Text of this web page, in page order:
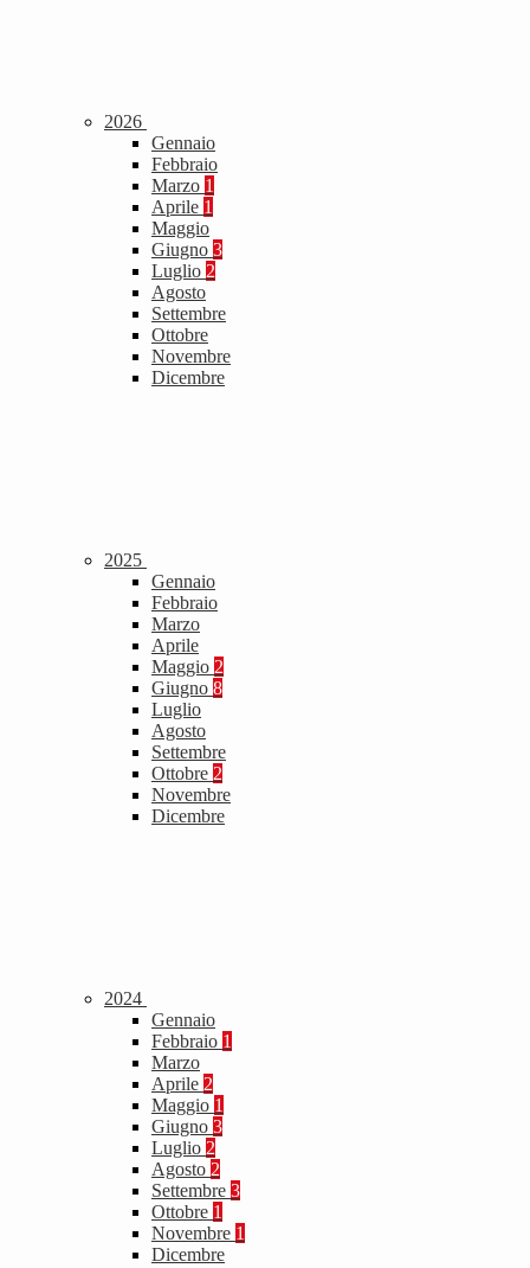
2026
Gennaio
Febbraio
Marzo 1
Aprile 1
Maggio
Giugno 3
Luglio 2
Agosto
Settembre
Ottobre
Novembre
Dicembre
2025
Gennaio
Febbraio
Marzo
Aprile
Maggio 2
Giugno 8
Luglio
Agosto
Settembre
Ottobre 2
Novembre
Dicembre
2024
Gennaio
Febbraio 1
Marzo
Aprile 2
Maggio 1
Giugno 3
Luglio 2
Agosto 2
Settembre 3
Ottobre 1
Novembre 1
Dicembre